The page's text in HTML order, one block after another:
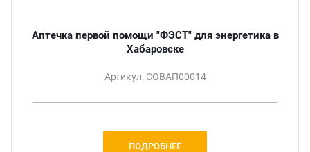
Аптечка первой помощи "ФЭСТ" для энергетика в
Хабаровске
Артикул: СОВАП00014
ПОДРОБНЕЕ